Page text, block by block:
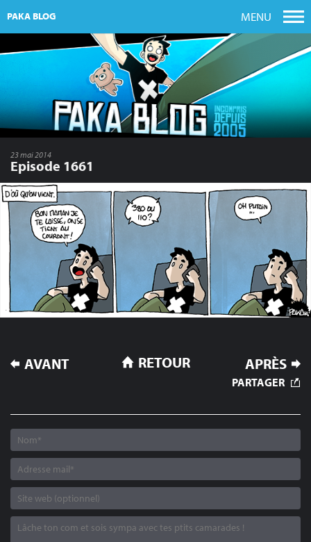
PAKA BLOG MENU
23 mai 2014
Episode 1661
NAVIGATION
DE
AVANT APRÈS
RETOUR
PARTAGER